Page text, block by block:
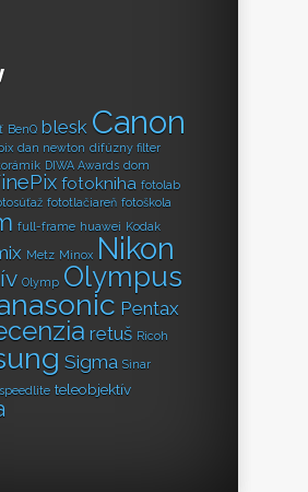
BenQ blesk Canon
dan newton difúzny filter
DIWA Awards dom
fotokniha fotolab
fototlačiareň fotoškola
full-frame huawei Kodak
Metz Minox Nikon
Olymp Olympus
Pentax
retuš Ricoh
Sigma Sinar
speedlite teleobjektív